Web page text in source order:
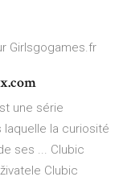
Girlsgogames.fr
une série
la curiosité
ses ... Clubic
Clubic